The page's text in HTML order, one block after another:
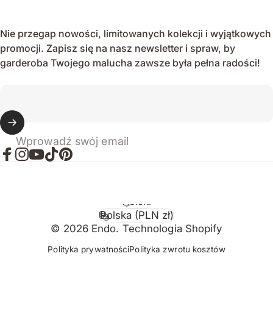
Nie przegap nowości, limitowanych kolekcji i wyjątkowych
promocji. Zapisz się na nasz newsletter i spraw, by
garderoba Twojego malucha zawsze była pełna radości!
Wprowadź swój email
© 2026 Endo. Technologia Shopify
Polityka prywatnościPolityka zwrotu kosztów
Język
Polski
Kraj/region
Polska (PLN zł)